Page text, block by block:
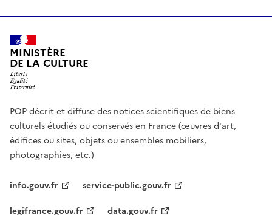
MINISTÈRE
DE LA CULTURE
POP décrit et diffuse des notices scientifiques de biens
culturels étudiés ou conservés en France (œuvres d'art,
édifices ou sites, objets ou ensembles mobiliers,
photographies, etc.)
info.gouv.fr
service-public.gouv.fr
legifrance.gouv.fr
data.gouv.fr